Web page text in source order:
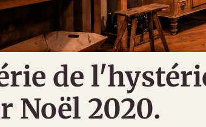
de
Noël 2020.